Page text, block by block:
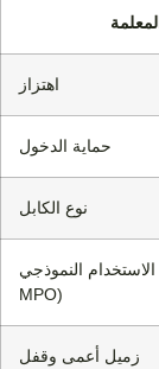
المعلمة
اهتزاز
حماية الدخول
نوع الكابل
الاستخدام النموذجي (ODC –
MPO)
زميل أعمى وقفل